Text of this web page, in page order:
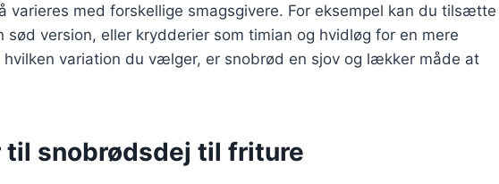
varieres med forskellige smagsgivere. For eksempel kan du tilsætte
sød version, eller krydderier som timian og hvidløg for en mere
hvilken variation du vælger, er snobrød en sjov og lækker måde at
til snobrødsdej til friture